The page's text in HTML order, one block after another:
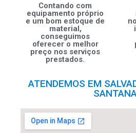
Contando com
equipamento próprio
e um bom estoque de
material,
conseguimos
oferecer o melhor
preço nos serviços
prestados.
ATENDEMOS EM
SANTANA